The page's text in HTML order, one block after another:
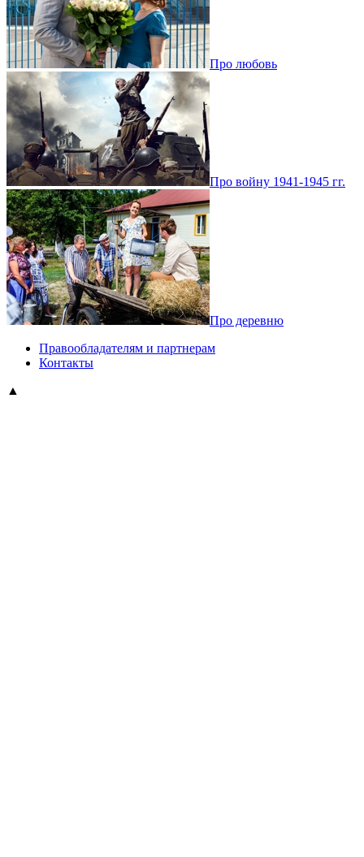
Про любовь
Про войну 1941-1945 гг.
Про деревню
Правообладателям и партнерам
Контакты
▲